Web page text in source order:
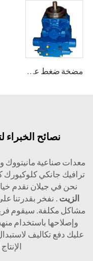
مضخة ضغط عالي A2V بسعة متغيرة 250، 355، 500، 1000
نصائح
معدات صناعية
نحن في جيلان نقدم
الزيت . نفخر بقدرتنا
مشاكل مكلفة. سيقوم
وإصلاحها باستخدام
عليك دفع تكاليف